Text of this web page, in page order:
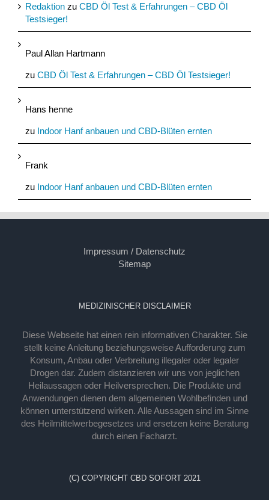
Redaktion zu CBD Öl Test & Erfahrungen – CBD Öl
Testsieger!
Paul Allan Hartmann
zu CBD Öl Test & Erfahrungen – CBD Öl Testsieger!
Hans henne
zu Indoor Hanf anbauen und CBD-Blüten ernten
Frank
zu Indoor Hanf anbauen und CBD-Blüten ernten
Impressum / Datenschutz
Sitemap
MEDIZINISCHER DISCLAIMER
Diese Webseite hat einen rein informativen Charakter. Sie
stellt keine Anleitung beziehungsweise Aufforderung zum
Konsum, Anbau oder Verbreitung illegaler oder legaler
Drogen dar. Zudem distanzieren wir uns von jeglichen
Heilaussagen oder Heilversprechen. Die Produkte und
Anwendungen dienen dem allgemeinen Wohlbefinden und
können unterstützend wirken. Alle Aussagen sind im Sinne
des Heilmittelwerbegesetzes und ersetzen keine Beratung
durch einen Facharzt.
(C) COPYRIGHT CBD SOFORT 2021